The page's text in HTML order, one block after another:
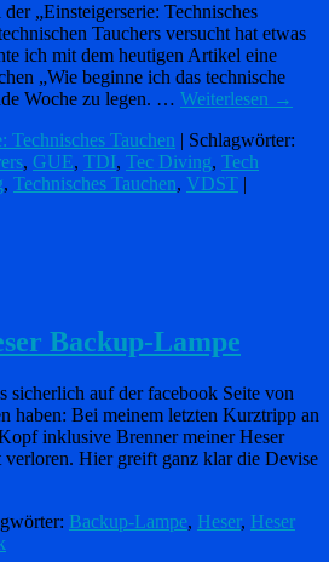
„Einsteigerserie: Technisches
Tauchers versucht hat etwas
ich mit dem heutigen Artikel eine
„Wie beginne ich das technische
Woche zu legen. … Weiterlesen →
Technisches Tauchen | Schlagwörter:
, GUE, TDI, Tec Diving, Tech
, Technisches Tauchen, VDST |
Backup-Lampe
sicherlich auf der facebook Seite von
haben: Bei meinem letzten Kurztripp an
inklusive Brenner meiner Heser
Hier greift ganz klar die Devise
Backup-Lampe, Heser, Heser